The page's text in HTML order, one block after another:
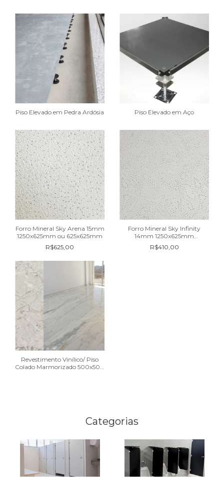
Piso Elevado em Pedra Ardósia Piso Elevado em Aço
Forro Mineral Sky Arena 15mm
1250x625mm ou 625x625mm
R$625,00
Forro Mineral Sky Infinity
14mm 1250x625mm
625x625mm
R$410,00
Revestimento Vinílico/ Piso
Colado Marmorizado 500x500
Categorias